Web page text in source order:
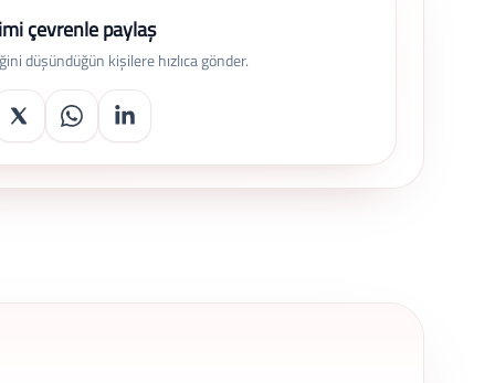
çevrenle paylaş
düşündüğün kişilere hızlıca gönder.